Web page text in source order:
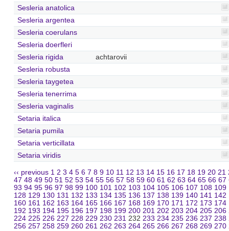
Sesleria anatolica
Sesleria argentea
Sesleria coerulans
Sesleria doerfleri
Sesleria rigida
achtarovii
Sesleria robusta
Sesleria taygetea
Sesleria tenerrima
Sesleria vaginalis
Setaria italica
Setaria pumila
Setaria verticillata
Setaria viridis
‹‹ previous 1 2 3 4 5 6 7 8 9 10 11 12 13 14 15 16 17 18 19 20 21
47 48 49 50 51 52 53 54 55 56 57 58 59 60 61 62 63 64 65 66 67
93 94 95 96 97 98 99 100 101 102 103 104 105 106 107 108 109
128 129 130 131 132 133 134 135 136 137 138 139 140 141 142
160 161 162 163 164 165 166 167 168 169 170 171 172 173 174
192 193 194 195 196 197 198 199 200 201 202 203 204 205 206
224 225 226 227 228 229 230 231 232 233 234 235 236 237 238
256 257 258 259 260 261 262 263 264 265 266 267 268 269 270